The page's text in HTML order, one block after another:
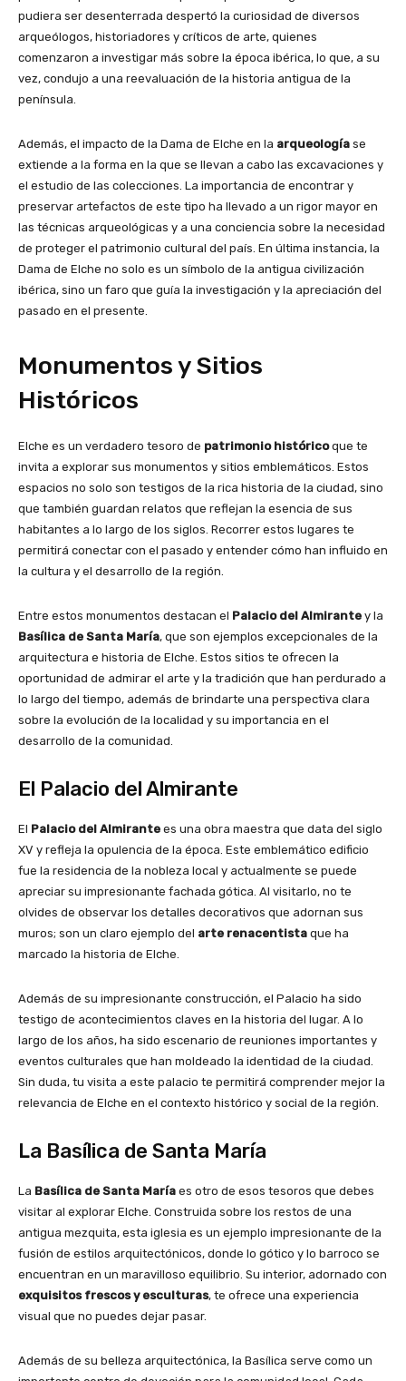
pudiera ser desenterrada despertó la curiosidad de diversos
arqueólogos, historiadores y críticos de arte, quienes
comenzaron a investigar más sobre la época ibérica, lo que, a su
vez, condujo a una reevaluación de la historia antigua de la
península.
Además, el impacto de la Dama de Elche en la arqueología se
extiende a la forma en la que se llevan a cabo las excavaciones y
el estudio de las colecciones. La importancia de encontrar y
preservar artefactos de este tipo ha llevado a un rigor mayor en
las técnicas arqueológicas y a una conciencia sobre la necesidad
de proteger el patrimonio cultural del país. En última instancia, la
Dama de Elche no solo es un símbolo de la antigua civilización
ibérica, sino un faro que guía la investigación y la apreciación del
pasado en el presente.
Monumentos y Sitios
Históricos
Elche es un verdadero tesoro de patrimonio históricoque te
invita a explorar sus monumentos y sitios emblemáticos. Estos
espacios no solo son testigos de la rica historia de la ciudad, sino
que también guardan relatos que reflejan la esencia de sus
habitantes a lo largo de los siglos. Recorrer estos lugares te
permitirá conectar con el pasado y entender cómo han influido en
la cultura y el desarrollo de la región.
Entre estos monumentos destacan el Palacio del Almirante y la
Basílica de Santa María, que son ejemplos excepcionales de la
arquitectura e historia de Elche. Estos sitios te ofrecen la
oportunidad de admirar el arte y la tradición que han perdurado a
lo largo del tiempo, además de brindarte una perspectiva clara
sobre la evolución de la localidad y su importancia en el
desarrollo de la comunidad.
El Palacio del Almirante
El Palacio del Almirante es una obra maestra que data del siglo
XV y refleja la opulencia de la época. Este emblemático edificio
fue la residencia de la nobleza local y actualmente se puede
apreciar su impresionante fachada gótica. Al visitarlo, no te
olvides de observar los detalles decorativos que adornan sus
muros; son un claro ejemplo del arte renacentista que ha
marcado la historia de Elche.
Además de su impresionante construcción, el Palacio ha sido
testigo de acontecimientos claves en la historia del lugar. A lo
largo de los años, ha sido escenario de reuniones importantes y
eventos culturales que han moldeado la identidad de la ciudad.
Sin duda, tu visita a este palacio te permitirá comprender mejor la
relevancia de Elche en el contexto histórico y social de la región.
La Basílica de Santa María
La Basílica de Santa María es otro de esos tesoros que debes
visitar al explorar Elche. Construida sobre los restos de una
antigua mezquita, esta iglesia es un ejemplo impresionante de la
fusión de estilos arquitectónicos, donde lo gótico y lo barroco se
encuentran en un maravilloso equilibrio. Su interior, adornado con
exquisitos frescos y esculturas, te ofrece una experiencia
visual que no puedes dejar pasar.
Además de su belleza arquitectónica, la Basílica serve como un